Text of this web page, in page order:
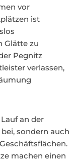
vor
ist
Glätte zu
Pegnitz
verlassen,
an der
sondern auch
machen einen